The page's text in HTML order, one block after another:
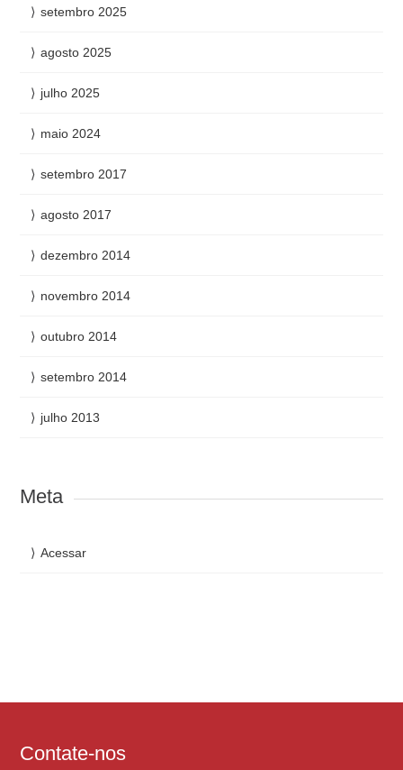
setembro 2025
agosto 2025
julho 2025
maio 2024
setembro 2017
agosto 2017
dezembro 2014
novembro 2014
outubro 2014
setembro 2014
julho 2013
Meta
Acessar
Contate-nos